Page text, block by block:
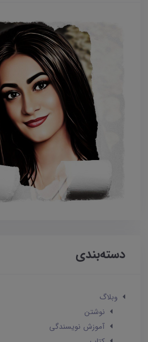
دسته‌بندی
وبلاگ
نوشتن
آموزش نویسندگی